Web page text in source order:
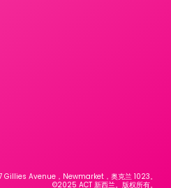
Gillies Avenue，Newmarket，奥克兰 1023。
©2025 ACT 新西兰。版权所有。